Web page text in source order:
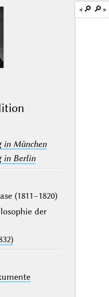
in München
in Berlin
(1811–1820)
der
🔎︎ 🔎︎